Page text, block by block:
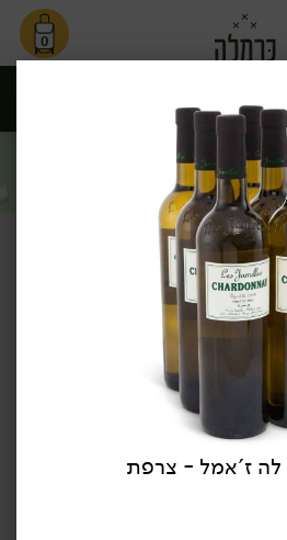
0
תה וקפה
לה ז'אמל - צרפת